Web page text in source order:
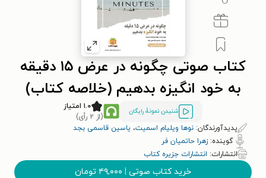
کتاب صوتی چگونه در عرض ۱۵ دقیقه
به خود انگیزه بدهیم (خلاصه کتاب)
شنیدن نمونۀ رایگان
۱.۰ امتیاز
(از ۲ رأی)
پدیدآورندگان: نوها ویلیام اسمیت، یاسین قاسمی بجد
گوینده: زهرا حاتمیان فر
انتشارات: انتشارات جزیره کتاب
خرید کتاب صوتی | ۴۹,۰۰۰ تومان